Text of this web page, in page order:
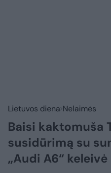
Lietuvos diena Nelaimės
Baisi kaktomuša
susidūrimą su
„Audi A6“ keleivė